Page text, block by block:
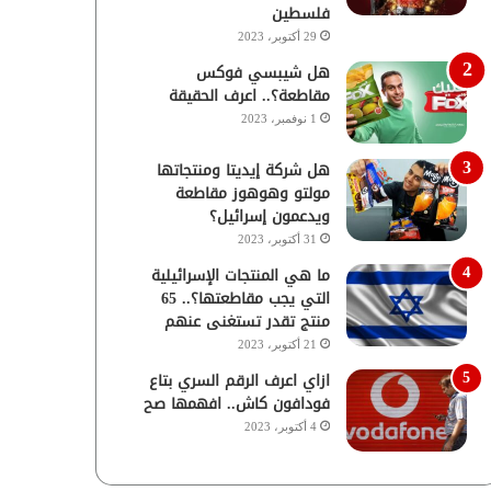
فلسطين
29 أكتوبر، 2023
هل شيبسي فوكس
مقاطعة؟.. اعرف الحقيقة
1 نوفمبر، 2023
هل شركة إيديتا ومنتجاتها
مولتو وهوهوز مقاطعة
ويدعمون إسرائيل؟
31 أكتوبر، 2023
ما هي المنتجات الإسرائيلية
التي يجب مقاطعتها؟.. 65
منتج تقدر تستغنى عنهم
21 أكتوبر، 2023
ازاي اعرف الرقم السري بتاع
فودافون كاش.. افهمها صح
4 أكتوبر، 2023